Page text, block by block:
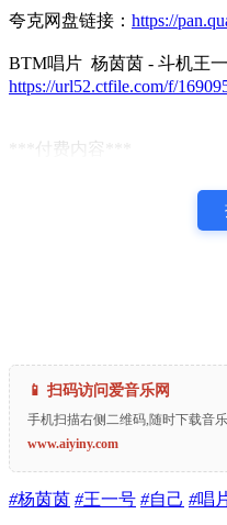
夸克网盘链接： https://
BTM唱片 杨茵茵 - 斗机王
https://url52.ctfile.com/f/
***付费内容***
📱 扫码访问爱音乐网
手机扫描右侧二维码,随时下载音乐
www.aiyiny.com
#杨茵茵 #王一号 #自己 #唱